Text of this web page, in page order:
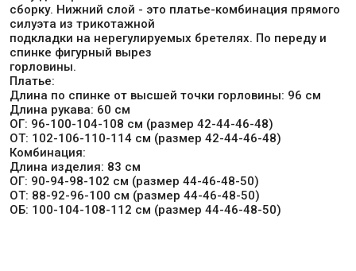
сборку. Нижний слой - это платье-комбинация прямого
силуэта из трикотажной
подкладки на нерегулируемых бретелях. По переду и
спинке фигурный вырез
горловины.
Платье:
Длина по спинке от высшей точки горловины: 96 см
Длина рукава: 60 см
ОГ: 96-100-104-108 см (размер 42-44-46-48)
ОТ: 102-106-110-114 см (размер 42-44-46-48)
Комбинация:
Длина изделия: 83 см
ОГ: 90-94-98-102 см (размер 44-46-48-50)
ОТ: 88-92-96-100 см (размер 44-46-48-50)
ОБ: 100-104-108-112 см (размер 44-46-48-50)